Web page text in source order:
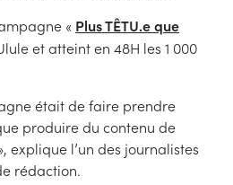
« Plus TÊTU.e que
et atteint en 48H les 1 000
était de faire prendre
produire du contenu de
explique l’un des journalistes
rédaction.